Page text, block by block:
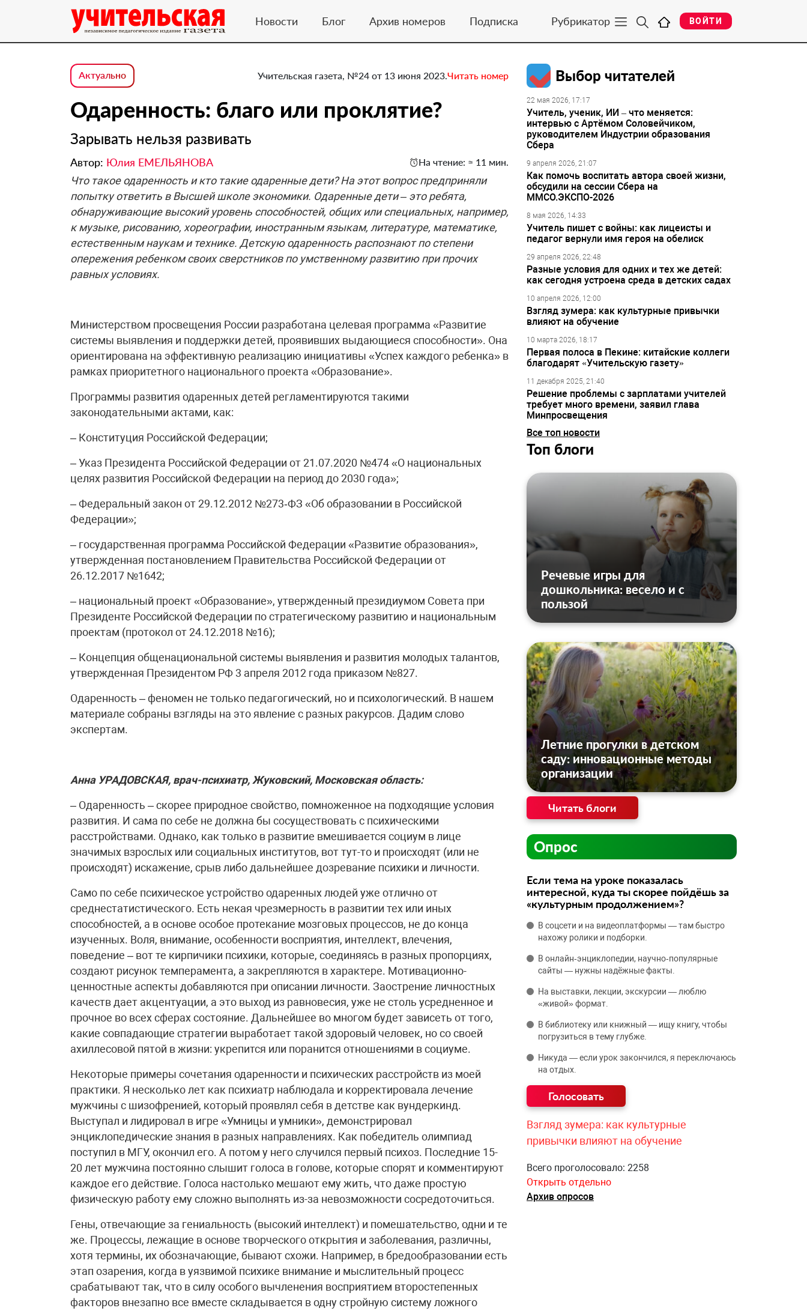
Новости Блог Архив номеров Подписка Рубрикатор ВОЙТИ
Актуально Учительская газета, №24 от 13 июня 2023.Читать номер
Одаренность: благо или проклятие?
Зарывать нельзя развивать
Автор: Юлия ЕМЕЛЬЯНОВА На чтение: ≈ 11 мин.
Что такое одаренность и кто такие одаренные дети? На этот вопрос предприняли
попытку ответить в Высшей школе экономики. Одаренные дети – это ребята,
обнаруживающие высокий уровень способностей, общих или специальных, например,
к музыке, рисованию, хореографии, иностранным языкам, литературе, математике,
естественным наукам и технике. Детскую одаренность распознают по степени
опережения ребенком своих сверстников по умственному развитию при прочих
равных условиях.
Министерством просвещения России разработана целевая программа «Развитие
системы выявления и поддержки детей, проявивших выдающиеся способности». Она
ориентирована на эффективную реализацию инициативы «Успех каждого ребенка» в
рамках приоритетного национального проекта «Образование».
Программы развития одаренных детей регламентируются такими
законодательными актами, как:
– Конституция Российской Федерации;
– Указ Президента Российской Федерации от 21.07.2020 №474 «О национальных
целях развития Российской Федерации на период до 2030 года»;
– Федеральный закон от 29.12.2012 №273‑ФЗ «Об образовании в Российской
Федерации»;
– государственная программа Российской Федерации «Развитие образования»,
утвержденная постановлением Правительства Российской Федерации от
26.12.2017 №1642;
– национальный проект «Образование», утвержденный президиумом Совета при
Президенте Российской Федерации по стратегическому развитию и национальным
проектам (протокол от 24.12.2018 №16);
– Концепция общенациональной системы выявления и развития молодых талантов,
утвержденная Президентом РФ 3 апреля 2012 года приказом №827.
Одаренность – феномен не только педагогический, но и психологический. В нашем
материале собраны взгляды на это явление с разных ракурсов. Дадим слово
экспертам.
Анна УРАДОВСКАЯ, врач-психиатр, Жуковский, Московская область:
– Одаренность – скорее природное свойство, помноженное на подходящие условия
развития. И сама по себе не должна бы сосуществовать с психическими
расстройствами. Однако, как только в развитие вмешивается социум в лице
значимых взрослых или социальных институтов, вот тут-то и происходят (или не
происходят) искажение, срыв либо дальнейшее дозревание психики и личности.
Само по себе психическое устройство одаренных людей уже отлично от
среднестатистического. Есть некая чрезмерность в развитии тех или иных
способностей, а в основе особое протекание мозговых процессов, не до конца
изученных. Воля, внимание, особенности восприятия, интеллект, влечения,
поведение – вот те кирпичики психики, которые, соединяясь в разных пропорциях,
создают рисунок темперамента, а закрепляются в характере. Мотивационно-
ценностные аспекты добавляются при описании личности. Заострение личностных
качеств дает акцентуации, а это выход из равновесия, уже не столь усредненное и
прочное во всех сферах состояние. Дальнейшее во многом будет зависеть от того,
какие совпадающие стратегии выработает такой здоровый человек, но со своей
ахиллесовой пятой в жизни: укрепится или поранится отношениями в социуме.
Некоторые примеры сочетания одаренности и психических расстройств из моей
практики. Я несколько лет как психиатр наблюдала и корректировала лечение
мужчины с шизофренией, который проявлял себя в детстве как вундеркинд.
Выступал и лидировал в игре «Умницы и умники», демонстрировал
энциклопедические знания в разных направлениях. Как победитель олимпиад
поступил в МГУ, окончил его. А потом у него случился первый психоз. Последние 15-
20 лет мужчина постоянно слышит голоса в голове, которые спорят и комментируют
каждое его действие. Голоса настолько мешают ему жить, что даже простую
физическую работу ему сложно выполнять из-за невозможности сосредоточиться.
Гены, отвечающие за гениальность (высокий интеллект) и помешательство, одни и те
же. Процессы, лежащие в основе творческого открытия и заболевания, различны,
хотя термины, их обозначающие, бывают схожи. Например, в бредообразовании есть
этап озарения, когда в уязвимой психике внимание и мыслительный процесс
срабатывают так, что в силу особого вычленения восприятием второстепенных
факторов внезапно все вместе складывается в одну стройную систему ложного
Выбор читателей
22 мая 2026, 17:17
Учитель, ученик, ИИ – что меняется:
интервью с Артёмом Соловейчиком,
руководителем Индустрии образования
Сбера
9 апреля 2026, 21:07
Как помочь воспитать автора своей жизни,
обсудили на сессии Сбера на
ММСО.ЭКСПО-2026
8 мая 2026, 14:33
Учитель пишет с войны: как лицеисты и
педагог вернули имя героя на обелиск
29 апреля 2026, 22:48
Разные условия для одних и тех же детей:
как сегодня устроена среда в детских садах
10 апреля 2026, 12:00
Взгляд зумера: как культурные привычки
влияют на обучение
10 марта 2026, 18:17
Первая полоса в Пекине: китайские коллеги
благодарят «Учительскую газету»
11 декабря 2025, 21:40
Решение проблемы с зарплатами учителей
требует много времени, заявил глава
Минпросвещения
Все топ новости
Топ блоги
Речевые игры для
дошкольника: весело и с
пользой
Летние прогулки в детском
саду: инновационные методы
организации
Читать блоги
Опрос
Если тема на уроке показалась
интересной, куда ты скорее пойдёшь за
«культурным продолжением»?
В соцсети и на видеоплатформы — там быстро
нахожу ролики и подборки.
В онлайн‑энциклопедии, научно‑популярные
сайты — нужны надёжные факты.
На выставки, лекции, экскурсии — люблю
«живой» формат.
В библиотеку или книжный — ищу книгу, чтобы
погрузиться в тему глубже.
Никуда — если урок закончился, я переключаюсь
на отдых.
Взгляд зумера: как культурные
привычки влияют на обучение
Всего проголосовало: 2258
Открыть отдельно
Архив опросов